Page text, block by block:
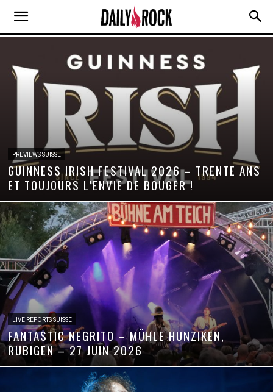
PREVIEWS SUISSE
GUINNESS IRISH FESTIVAL 2026 – TRENTE ANS
ET TOUJOURS L’ENVIE DE BOUGER !
LIVE REPORTS SUISSE
FANTASTIC NEGRITO – MÜHLE HUNZIKEN,
RUBIGEN – 27 JUIN 2026